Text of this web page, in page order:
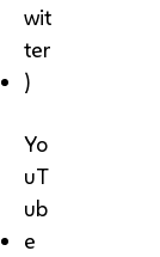
wit
ter
)
Yo
uT
ub
e